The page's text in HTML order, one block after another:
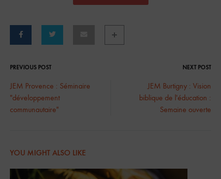
PREVIOUS POST NEXT POST
JEM Provence : Séminaire
"développement
communautaire"
JEM Burtigny : Vision
biblique de l'éducation :
Semaine ouverte
YOU MIGHT ALSO LIKE